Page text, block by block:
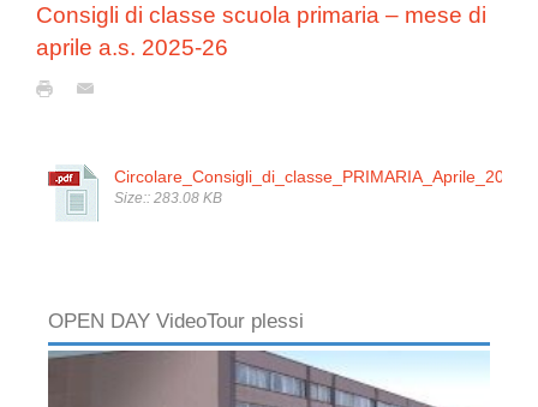
OPEN DAY VideoTour plessi
Consigli di classe scuola primaria – mese di
aprile a.s. 2025-26
Size:: 283.08 KB